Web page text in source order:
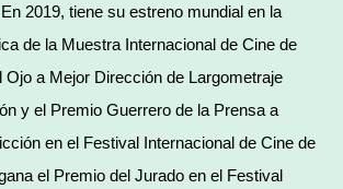
2019, tiene su estreno mundial en la
de la Muestra Internacional de Cine de
Ojo a Mejor Dirección de Largometraje
y el Premio Guerrero de la Prensa a
en el Festival Internacional de Cine de
el Premio del Jurado en el Festival